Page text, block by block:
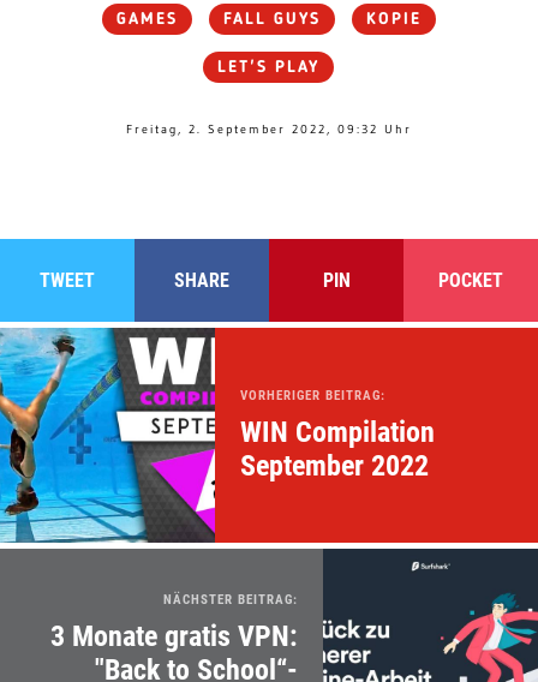
GAMES FALL GUYS KOPIE
LET'S PLAY
Freitag, 2. September 2022, 09:32 Uhr
TWEET SHARE PIN POCKET
VORHERIGER BEITRAG:
WIN Compilation
September 2022
NÄCHSTER BEITRAG:
3 Monate gratis VPN:
"Back to School“-